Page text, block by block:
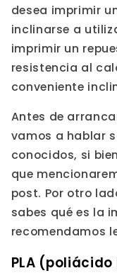
desea imprimir
inclinarse a
imprimir un
resistencia al
conveniente
Antes de
vamos a hablar
conocidos, si
que
post. Por otro
sabes qué es la
recomendamos
PLA